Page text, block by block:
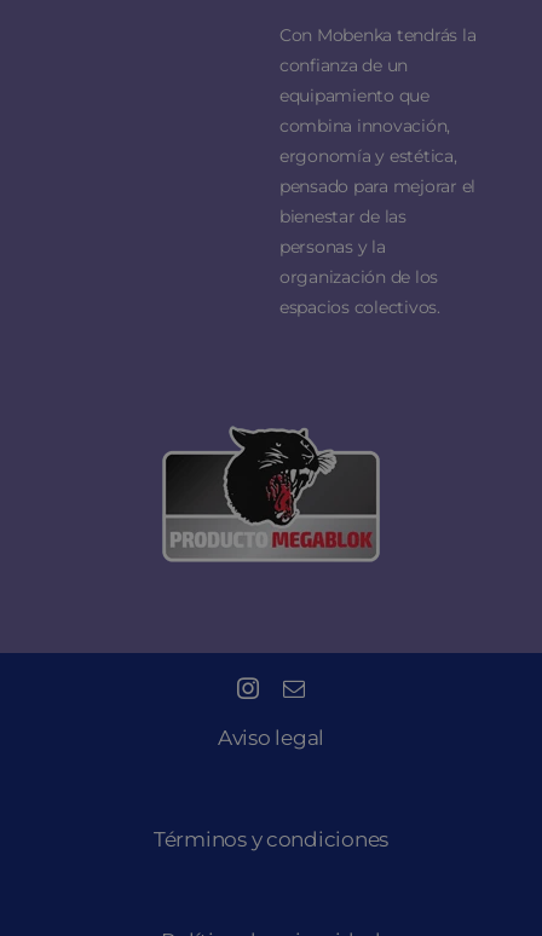
Con Mobenka tendrás la
confianza de un
equipamiento que
combina innovación,
ergonomía y estética,
pensado para mejorar el
bienestar de las
personas y la
organización de los
espacios colectivos.
Aviso legal
Términos y condiciones